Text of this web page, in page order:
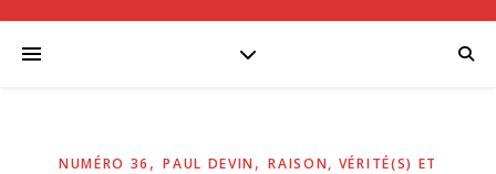
NUMÉRO 36 ,PAUL DEVIN ,RAISON, VÉRITÉ(S) ET